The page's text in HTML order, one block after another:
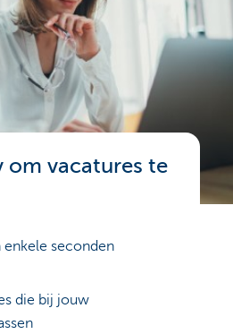
om vacatures te
enkele seconden
die bij jouw